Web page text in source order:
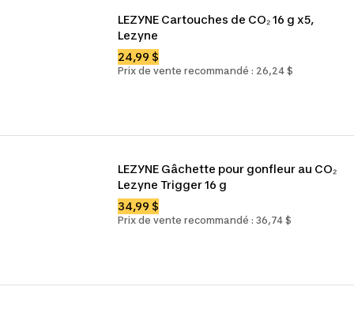
LEZYNE Cartouches de CO₂ 16 g x5,
Lezyne
24,99 $
Prix de vente recommandé : 26,24 $
LEZYNE Gâchette pour gonfleur au CO₂
Lezyne Trigger 16 g
34,99 $
Prix de vente recommandé : 36,74 $